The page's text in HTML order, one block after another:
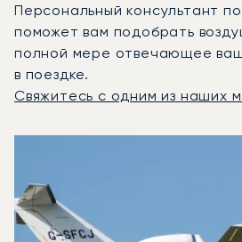
Персональный консультант
поможет вам подобрать
полной мере отвечающее
в поездке.
Свяжитесь с одним из наших
Дальность (NM)